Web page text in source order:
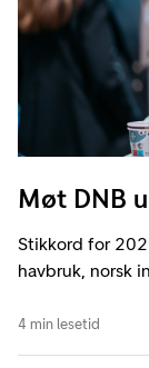
Møt DNB
Stikkord for
havbruk, norsk
4 min lesetid